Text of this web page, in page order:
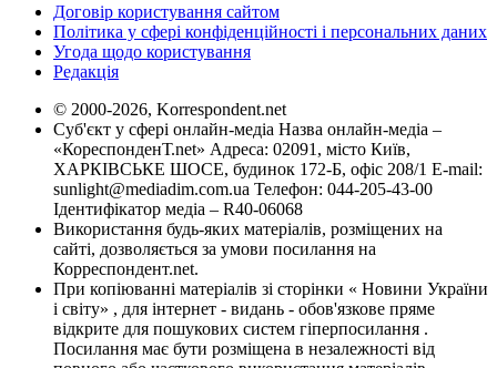
Договір користування сайтом
Політика у сфері конфіденційності і персональних даних
Угода щодо користування
Редакція
© 2000-2026, Korrespondent.net
Суб'єкт у сфері онлайн-медіа Назва онлайн-медіа –
«КореспонденТ.net» Адреса: 02091, місто Київ,
ХАРКІВСЬКЕ ШОСЕ, будинок 172-Б, офіс 208/1 E-mail:
sunlight@mediadim.com.ua Телефон: 044-205-43-00
Ідентифікатор медіа – R40-06068
Використання будь-яких матеріалів, розміщених на
сайті, дозволяється за умови посилання на
Корреспондент.net.
При копіюванні матеріалів зі сторінки « Новини України
і світу» , для інтернет - видань - обов'язкове пряме
відкрите для пошукових систем гіперпосилання .
Посилання має бути розміщена в незалежності від